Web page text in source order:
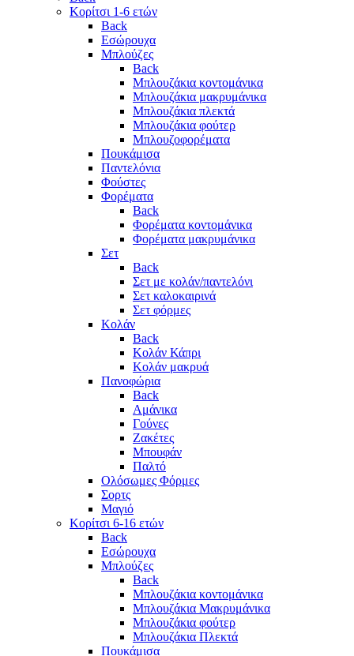
Κορίτσι 1-6 ετών
Back
Εσώρουχα
Μπλούζες
Back
Μπλουζάκια κοντομάνικα
Μπλουζάκια μακρυμάνικα
Μπλουζάκια πλεκτά
Μπλουζάκια φούτερ
Μπλουζοφορέματα
Πουκάμισα
Παντελόνια
Φούστες
Φορέματα
Back
Φορέματα κοντομάνικα
Φορέματα μακρυμάνικα
Σετ
Back
Σετ με κολάν/παντελόνι
Σετ καλοκαιρινά
Σετ φόρμες
Κολάν
Back
Κολάν Κάπρι
Κολάν μακρυά
Πανοφώρια
Back
Αμάνικα
Γούνες
Ζακέτες
Μπουφάν
Παλτό
Ολόσωμες Φόρμες
Σορτς
Μαγιό
Κορίτσι 6-16 ετών
Back
Εσώρουχα
Μπλούζες
Back
Μπλουζάκια κοντομάνικα
Μπλουζάκια Μακρυμάνικα
Μπλουζάκια φούτερ
Μπλουζάκια Πλεκτά
Πουκάμισα